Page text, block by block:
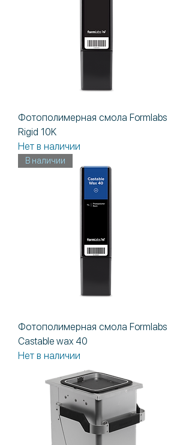
Фотополимерная смола Formlabs
Rigid 10K
Нет в наличии
В наличии
Фотополимерная смола Formlabs
Castable wax 40
Нет в наличии